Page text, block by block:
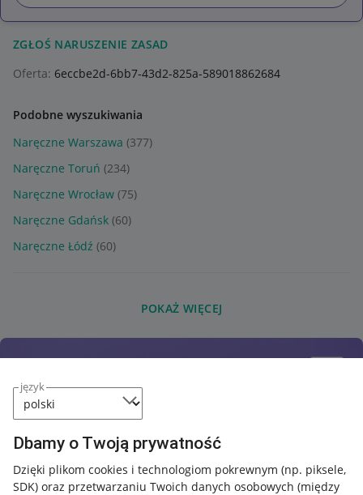
język
Dbamy o Twoją prywatność
Dzięki plikom cookies i technologiom pokrewnym (np. piksele,
SDK) oraz przetwarzaniu Twoich danych osobowych (między
ZGŁOŚ NARUSZENIE ZASAD
Oferta: 6eccbe2d-6bb7-43d2-825a-589018862684
Podobne wyszukiwania
Naręczne Warszawa (377)
Naręczne Toruń (234)
Naręczne Wrocław (75)
Naręczne Gdańsk (60)
Naręczne Łódź (60)
POKAŻ WIĘCEJ